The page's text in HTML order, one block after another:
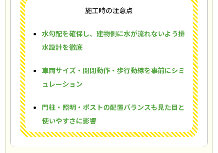
施工時の注意点
水勾配を確保し、建物側に水が流れないよう排
水設計を徹底
車両サイズ・開閉動作・歩行動線を事前にシミ
ュレーション
門柱・照明・ポストの配置バランスも見た目と
使いやすさに影響